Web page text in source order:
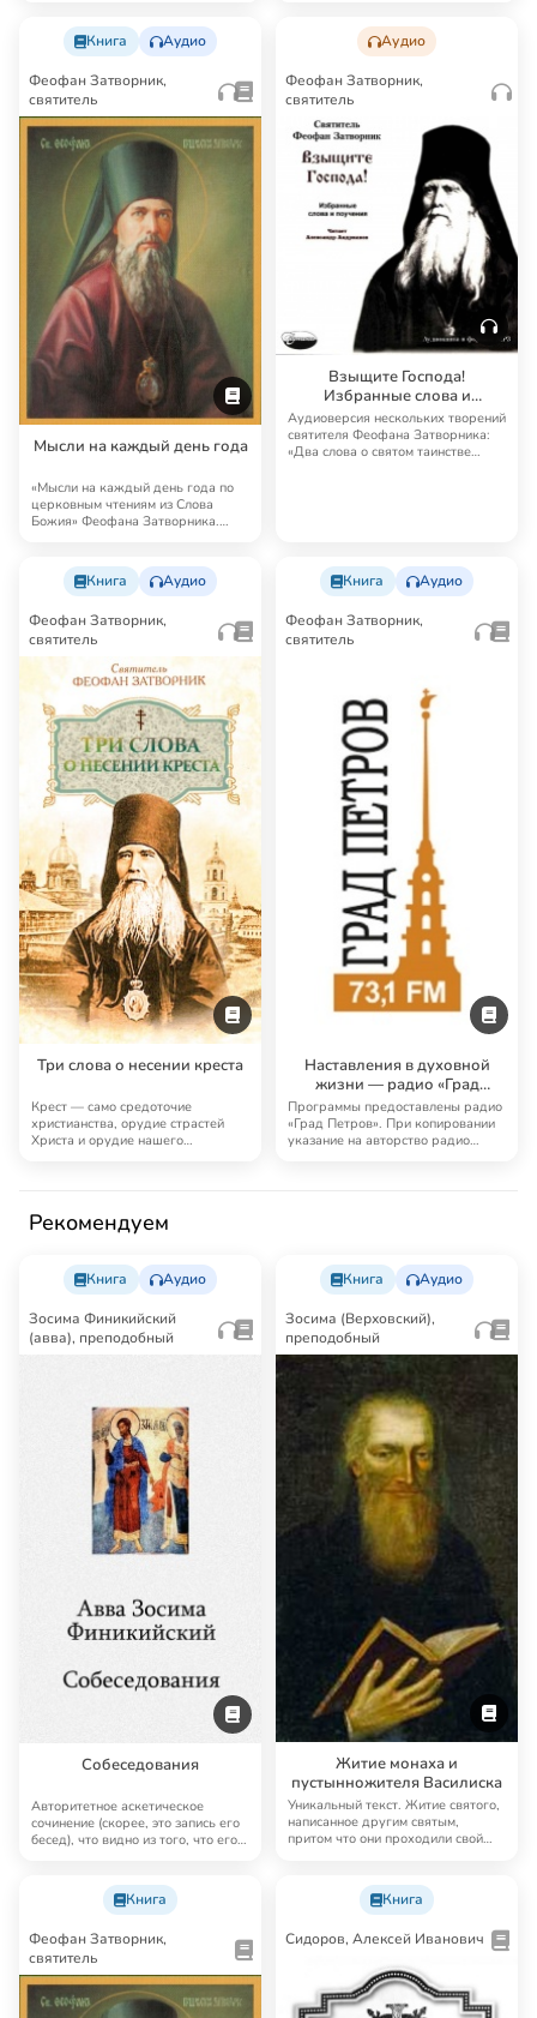
Книга Аудио
Феофан Затворник,
святитель
Мысли на каждый день года
«Мысли на каждый день года по
церковным чтениям из Слова
Божия» Феофана Затворника.
Аудио
Феофан Затворник,
святитель
Взыщите Господа!
Избранные слова и
поучения
Аудиоверсия нескольких творений
святителя Феофана Затворника:
«Два слова о святом таинстве
Книга Аудио
Феофан Затворник,
святитель
Три слова о несении креста
Крест — само средоточие
христианства, орудие страстей
Христа и орудие нашего
Книга Аудио
Феофан Затворник,
святитель
Наставления в духовной
жизни — радио «Град
Петров»
Программы предоставлены радио
«Град Петров». При копировании
указание на авторство радио
Рекомендуем
Книга Аудио
Зосима Финикийский
(авва), преподобный
Собеседования
Авторитетное аскетическое
сочинение (скорее, это запись его
бесед), что видно из того, что его
Книга Аудио
Зосима (Верховский),
преподобный
Житие монаха и
пустынножителя Василиска
Уникальный текст. Житие святого,
написанное другим святым,
притом что они проходили свой
Книга
Феофан Затворник,
святитель
Книга
Сидоров, Алексей Иванович